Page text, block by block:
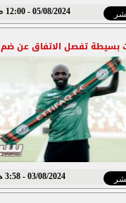
05/08/2024 - 12:00 ص
بسيطة تفصل الاتفاق عن ضم
03/08/2024 - 3:58 م